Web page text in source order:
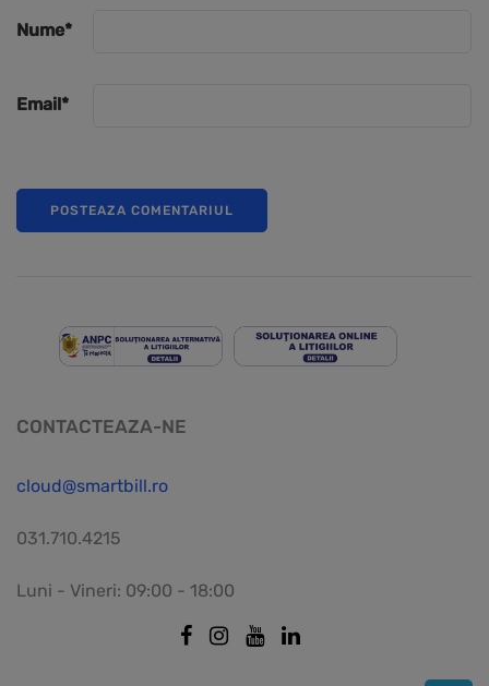
Nume*
Email *
CONTACTEAZA-NE
cloud@smartbill.ro
031.710.4215
Luni - Vineri: 09:00 - 18:00